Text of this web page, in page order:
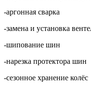
-аргонная сварка
-замена и установка
-шипование шин
-нарезка протектора шин
-сезонное хранение колёс